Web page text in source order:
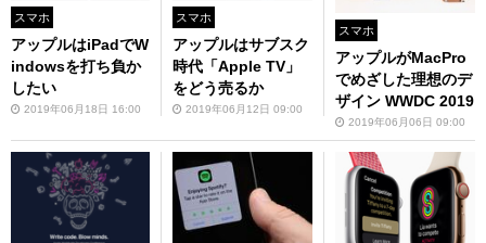
スマホ
アップルはiPadでW
indowsを打ち負か
したい
2019年06月18日 16:00
スマホ
アップルはサブスク
時代「Apple TV」
をどう売るか
2019年06月12日 09:00
スマホ
アップルがMacPro
でめざした理想のデ
ザイン WWDC 2019
2019年06月06日 09:00